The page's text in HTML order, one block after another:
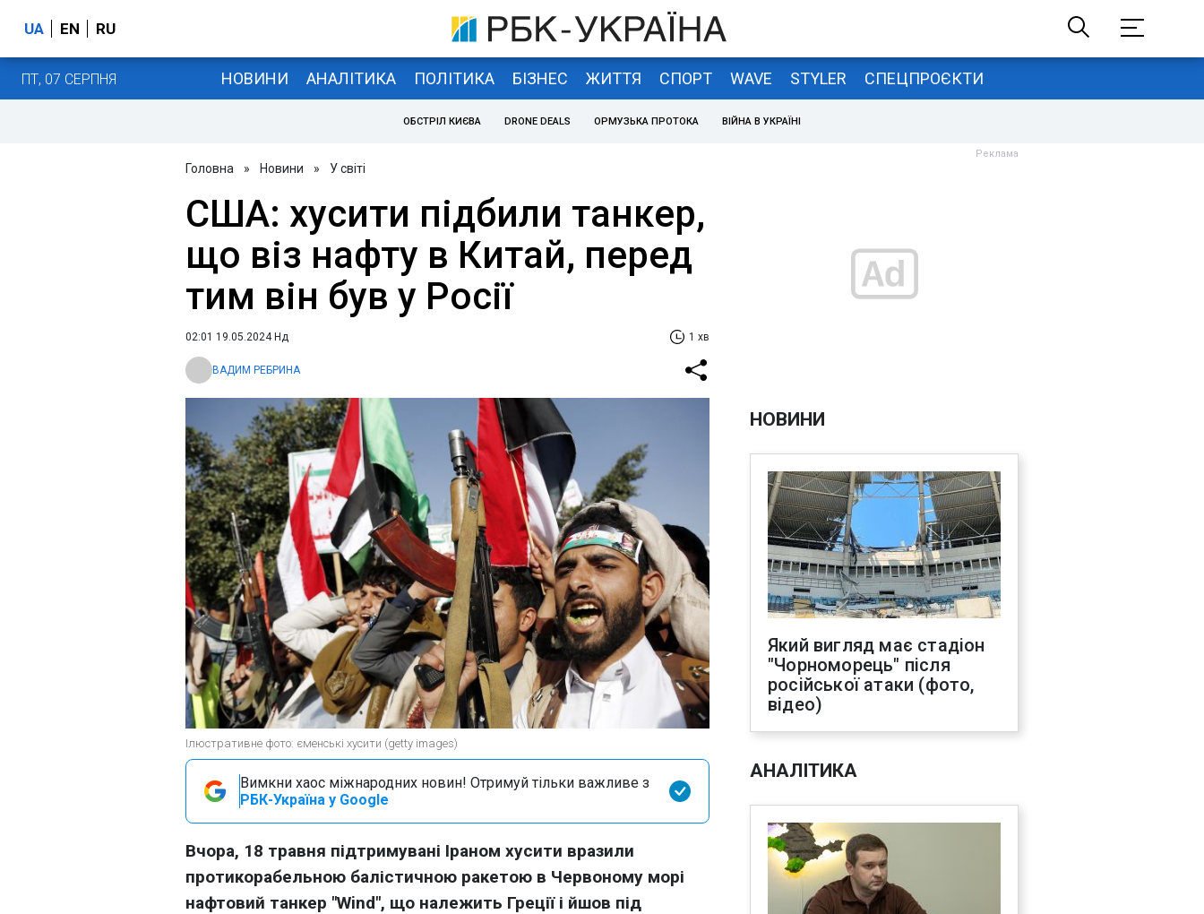
UA EN RU
ПТ, 07 СЕРПНЯ НОВИНИ АНАЛІТИКА ПОЛІТИКА БІЗНЕС ЖИТТЯ СПОРТ WAVE STYLER СПЕЦПРОЄКТИ
ОБСТРІЛ КИЄВА DRONE DEALS ОРМУЗЬКА ПРОТОКА ВІЙНА В УКРАЇНІ
Головна » Новини » У світі
США: хусити підбили танкер,
що віз нафту в Китай, перед
тим він був у Росії
02:01 19.05.2024 Нд 1 хв
ВАДИМ РЕБРИНА
Ілюстративне фото: єменські хусити (getty images)
Вимкни хаос міжнародних новин! Отримуй тільки важливе з
РБК-Україна у Google
Вчора, 18 травня підтримувані Іраном хусити вразили
протикорабельною балістичною ракетою в Червоному морі
нафтовий танкер "Wind", що належить Греції і йшов під
НОВИНИ
Який вигляд має стадіон
"Чорноморець" після
російської атаки (фото,
відео)
АНАЛІТИКА